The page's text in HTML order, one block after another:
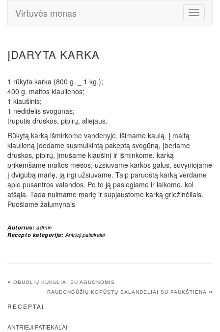
Toggle
Virtuvės menas
ĮDARYTA KARKA
1 rūkyta karka (800 g. _ 1 kg.);
400 g. maltos kiaulienos;
1 kiaušinis;
1 nedidelis svogūnas;
truputis druskos, pipirų, aliejaus.
Rūkytą karką išmirkome vandenyje, išimame kaulą. Į maltą
kiaulieną įdedame susmulkintą pakeptą svogūną, įberiame
druskos, pipirų, įmušame kiaušinį ir išminkome. karką
prikemšame maltos mėsos, užsiuvame karkos galus, suvyniojame
į dvigubą marlę, ją irgi užsiuvame. Taip paruoštą karką verdame
apie pusantros valandos. Po to ją paslegiame ir laikome, kol
atšąla. Tada nuimame marlę ir supjaustome karką griežinėliais.
Puošiame žalumynais
Autorius: admin
Recepto kategorija:Antrieji patiekalai
« OBUOLIŲ KUKULIAI SU AGUONOMIS
RAUDONGŪŽIŲ KOPŪSTŲ BALANDĖLIAI SU PAUKŠTIENA
»
RECEPTAI
ANTRIEJI PATIEKALAI